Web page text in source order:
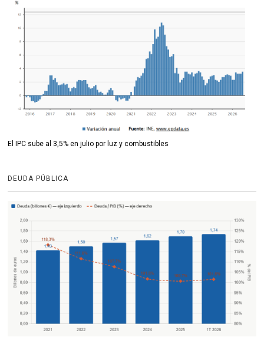
El IPC sube al 3,5% en julio por luz y combustibles
DEUDA PÚBLICA